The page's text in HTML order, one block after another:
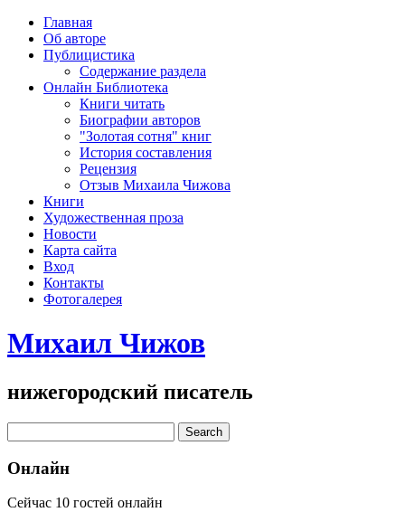
Главная
Об авторе
Публицистика
Содержание раздела
Онлайн Библиотека
Книги читать
Биографии авторов
"Золотая сотня" книг
История составления
Рецензия
Отзыв Михаила Чижова
Книги
Художественная проза
Новости
Карта сайта
Вход
Контакты
Фотогалерея
Михаил Чижов
нижегородский писатель
Онлайн
Сейчас 10 гостей онлайн